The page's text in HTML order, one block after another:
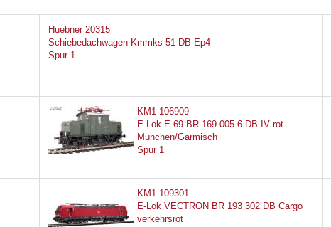
Huebner 20315
Schiebedachwagen Kmmks 51 DB Ep4
Spur 1
KM1 106909
E-Lok E 69 BR 169 005-6 DB IV rot
München/Garmisch
Spur 1
KM1 109301
E-Lok VECTRON BR 193 302 DB Cargo
verkehrsrot